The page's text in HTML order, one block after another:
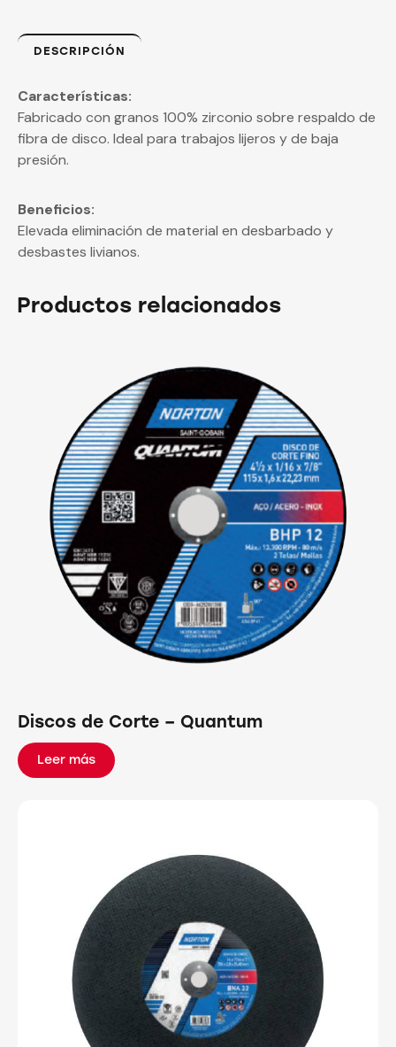
DESCRIPCIÓN
Características:
Fabricado con granos 100% zirconio sobre respaldo de
fibra de disco. Ideal para trabajos lijeros y de baja
presión.
Beneficios:
Elevada eliminación de material en desbarbado y
desbastes livianos.
Productos relacionados
Discos de Corte – Quantum
Leer más